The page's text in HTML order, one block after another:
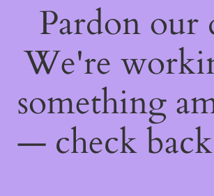
Pardon our
We're
something
— check